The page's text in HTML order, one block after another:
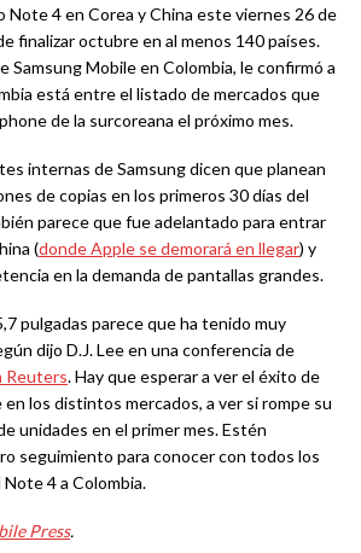
Note 4 en Corea y China este viernes 26 de
finalizar octubre en al menos 140 países.
Samsung Mobile en Colombia, le confirmó a
está entre el listado de mercados que
de la surcoreana el próximo mes.
internas de Samsung dicen que planean
de copias en los primeros 30 días del
parece que fue adelantado para entrar
(donde Apple se demorará en llegar) y
en la demanda de pantallas grandes.
pulgadas parece que ha tenido muy
dijo D.J. Lee en una conferencia de
Reuters. Hay que esperar a ver el éxito de
los distintos mercados, a ver si rompe su
unidades en el primer mes. Estén
seguimiento para conocer con todos los
4 a Colombia.
Press.